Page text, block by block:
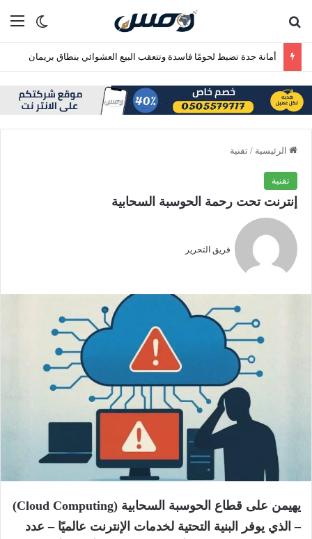
الوضع
أمانة جدة تضبط لحومًا فاسدة وتتعقب البيع العشوائي بنطاق بريمان
الرئيسية / تقنية
تقنية
إنترنت تحت رحمة الحوسبة السحابية
فريق التحرير
يهيمن على قطاع الحوسبة السحابية (Cloud Computing)
– الذي يوفر البنية التحتية لخدمات الإنترنت عالميًا – عدد